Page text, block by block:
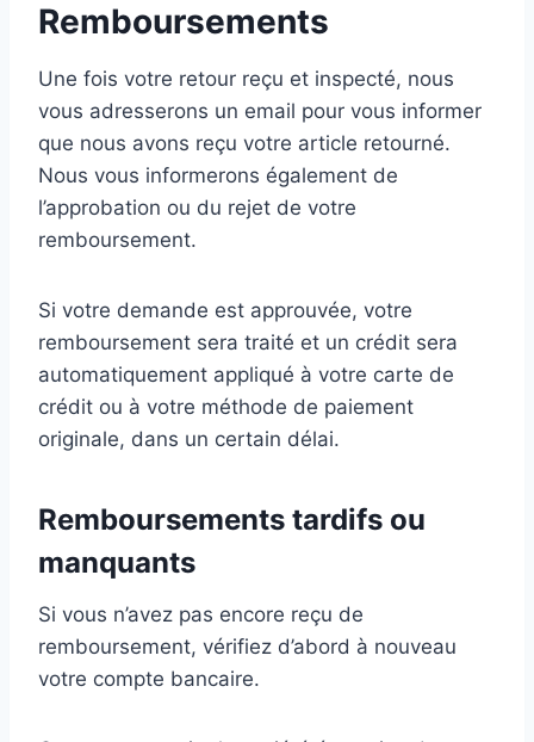
Remboursements
Une fois votre retour reçu et inspecté, nous
vous adresserons un email pour vous informer
que nous avons reçu votre article retourné.
Nous vous informerons également de
l’approbation ou du rejet de votre
remboursement.
Si votre demande est approuvée, votre
remboursement sera traité et un crédit sera
automatiquement appliqué à votre carte de
crédit ou à votre méthode de paiement
originale, dans un certain délai.
Remboursements tardifs ou
manquants
Si vous n’avez pas encore reçu de
remboursement, vérifiez d’abord à nouveau
votre compte bancaire.